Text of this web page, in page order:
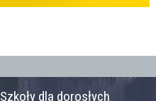
Szkoły dla dorosłych